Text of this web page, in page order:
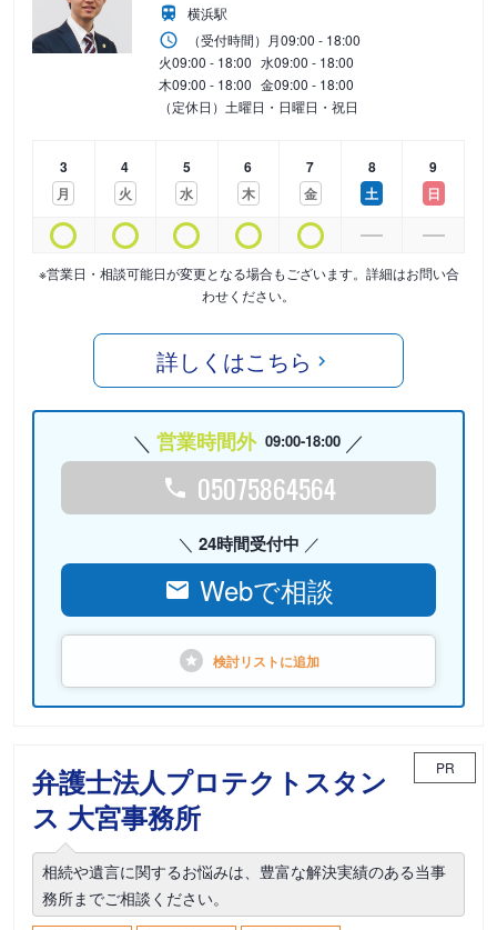
横浜駅
（受付時間） 月09:00 - 18:00
火09:00 - 18:00 水09:00 - 18:00
木09:00 - 18:00 金09:00 - 18:00
（定休日）土曜日・日曜日・祝日
3
月
4
火
5
水
6
木
7
金
8
土
9
日
※営業日・相談可能日が変更となる場合もございます。詳細はお問い合
わせください。
詳しくはこちら
営業時間外 09:00-18:00
05075864564
24時間受付中
Webで相談
検討リストに追加
弁護士法人プロテクトスタン
ス 大宮事務所
PR
相続や遺言に関するお悩みは、豊富な解決実績のある当事
務所までご相談ください。